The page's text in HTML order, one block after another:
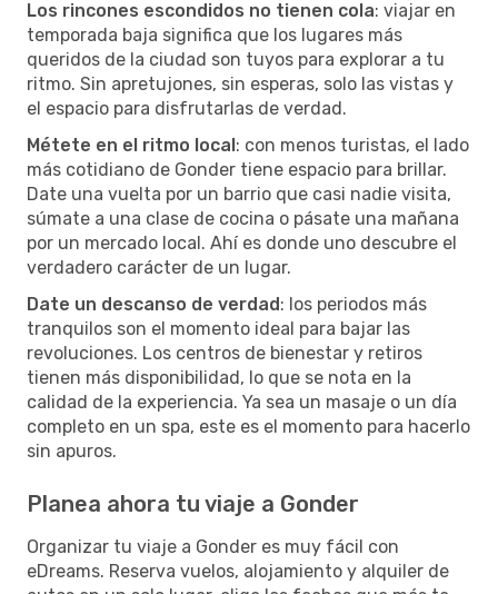
Los rincones escondidos no tienen cola: viajar en
temporada baja significa que los lugares más
queridos de la ciudad son tuyos para explorar a tu
ritmo. Sin apretujones, sin esperas, solo las vistas y
el espacio para disfrutarlas de verdad.
Métete en el ritmo local: con menos turistas, el lado
más cotidiano de Gonder tiene espacio para brillar.
Date una vuelta por un barrio que casi nadie visita,
súmate a una clase de cocina o pásate una mañana
por un mercado local. Ahí es donde uno descubre el
verdadero carácter de un lugar.
Date un descanso de verdad: los periodos más
tranquilos son el momento ideal para bajar las
revoluciones. Los centros de bienestar y retiros
tienen más disponibilidad, lo que se nota en la
calidad de la experiencia. Ya sea un masaje o un día
completo en un spa, este es el momento para hacerlo
sin apuros.
Planea ahora tu viaje a Gonder
Organizar tu viaje a Gonder es muy fácil con
eDreams. Reserva vuelos, alojamiento y alquiler de